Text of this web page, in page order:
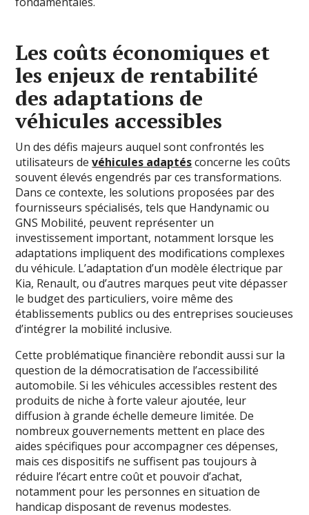
Les coûts économiques et
les enjeux de rentabilité
des adaptations de
véhicules accessibles
Un des défis majeurs auquel sont confrontés les
utilisateurs devéhicules adaptésconcerne les coûts
souvent élevés engendrés par ces transformations.
Dans ce contexte, les solutions proposées par des
fournisseurs spécialisés, tels que Handynamic ou
GNS Mobilité, peuvent représenter un
investissement important, notamment lorsque les
adaptations impliquent des modifications complexes
du véhicule. L’adaptation d’un modèle électrique par
Kia, Renault, ou d’autres marques peut vite dépasser
le budget des particuliers, voire même des
établissements publics ou des entreprises soucieuses
d’intégrer la mobilité inclusive.
Cette problématique financière rebondit aussi sur la
question de la démocratisation de l’accessibilité
automobile. Si les véhicules accessibles restent des
produits de niche à forte valeur ajoutée, leur
diffusion à grande échelle demeure limitée. De
nombreux gouvernements mettent en place des
aides spécifiques pour accompagner ces dépenses,
mais ces dispositifs ne suffisent pas toujours à
réduire l’écart entre coût et pouvoir d’achat,
notamment pour les personnes en situation de
handicap disposant de revenus modestes.